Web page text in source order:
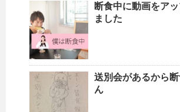
断食中に動画をア
ました
送別会があるから
ん